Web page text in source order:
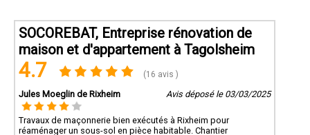
SOCOREBAT, Entreprise rénovation de
maison et d'appartement à Tagolsheim
4.7 (16 avis )
Jules Moeglin de Rixheim Avis déposé le 03/03/2025
Travaux de maçonnerie bien exécutés à Rixheim pour
réaménager un sous-sol en pièce habitable. Chantier